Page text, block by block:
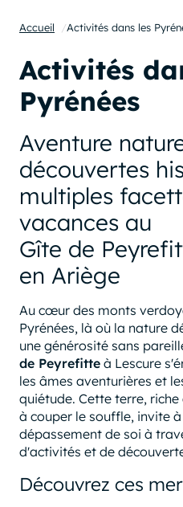
Accueil /Activités dans les
Activités
Pyrénées
Aventure
découvertes
multiples
vacances au
Gîte de
en Ariège
Au cœur des monts
Pyrénées, là où la nature
une générosité sans
de Peyrefitte à Lescure
les âmes aventurières et
quiétude. Cette terre,
à couper le souffle, invite
dépassement de soi à
d'activités et de
Découvrez ces